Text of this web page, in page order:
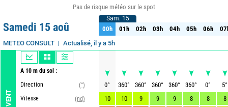
Pas de risque météo sur le spot
Samedi 15 aoû
METEO CONSULT Actualisé, il y a 5h
VENT
A 10 m du sol :
Direction
(°)
Vitesse
(nd)
Sam. 15
00h 01h 02h 03h 04h 05h 06h
Sam. 15
00h 01h 02h 03h 04h 05h 06h
0° 360° 360° 360° 360° 360° 0° 5°
10
10 9 9 9 8 8
8